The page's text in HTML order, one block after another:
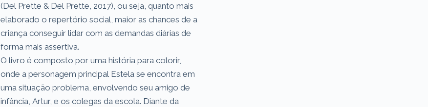
(Del Prette & Del Prette, 2017), ou seja, quanto mais
elaborado o repertório social, maior as chances de a
criança conseguir lidar com as demandas diárias de
forma mais assertiva.
O livro é composto por uma história para colorir,
onde a personagem principal Estela se encontra em
uma situação problema, envolvendo seu amigo de
infância, Artur, e os colegas da escola. Diante da